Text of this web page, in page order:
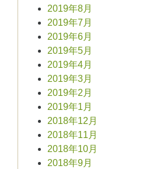
2019年8月
2019年7月
2019年6月
2019年5月
2019年4月
2019年3月
2019年2月
2019年1月
2018年12月
2018年11月
2018年10月
2018年9月